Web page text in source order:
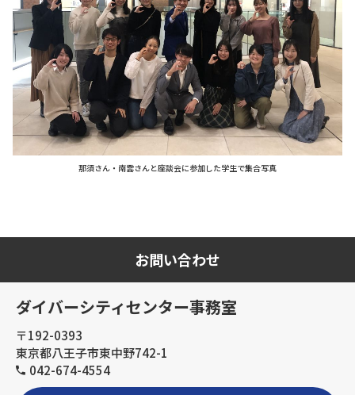
那須さん・南雲さんと座談会に参加した学生で集合写真
お問い合わせ
ダイバーシティセンター事務室
〒192-0393
東京都八王子市東中野742-1
042-674-4554